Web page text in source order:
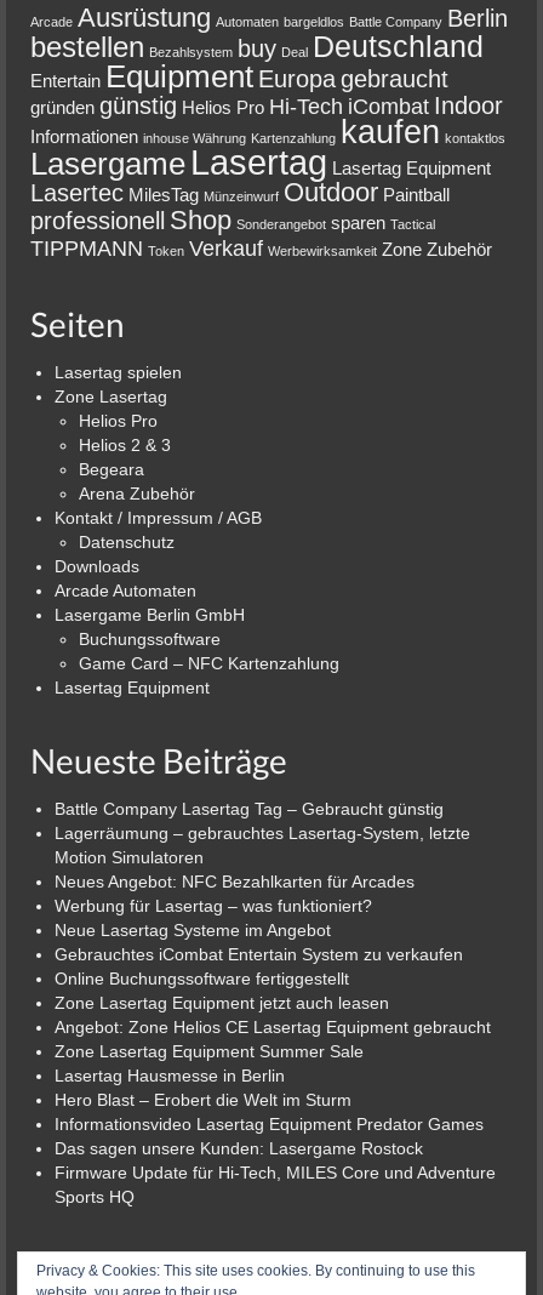
Arcade Ausrüstung Automaten bargeldlos Battle Company Berlin
bestellen Bezahlsystem buy Deal Deutschland
Entertain Equipment Europagebraucht
gründen günstig Helios Pro Hi-Tech iCombat Indoor
Informationen inhouse Währung Kartenzahlung kaufen kontaktlos
Lasergame Lasertag Lasertag Equipment
Lasertec MilesTag Münzeinwurf Outdoor Paintball
professionell Shop Sonderangebot sparen Tactical
TIPPMANN Token Verkauf Werbewirksamkeit Zone Zubehör
Seiten
Lasertag spielen
Zone Lasertag
Helios Pro
Helios 2 & 3
Begeara
Arena Zubehör
Kontakt / Impressum / AGB
Datenschutz
Downloads
Arcade Automaten
Lasergame Berlin GmbH
Buchungssoftware
Game Card – NFC Kartenzahlung
Lasertag Equipment
Neueste Beiträge
Battle Company Lasertag Tag – Gebraucht günstig
Lagerräumung – gebrauchtes Lasertag-System, letzte
Motion Simulatoren
Neues Angebot: NFC Bezahlkarten für Arcades
Werbung für Lasertag – was funktioniert?
Neue Lasertag Systeme im Angebot
Gebrauchtes iCombat Entertain System zu verkaufen
Online Buchungssoftware fertiggestellt
Zone Lasertag Equipment jetzt auch leasen
Angebot: Zone Helios CE Lasertag Equipment gebraucht
Zone Lasertag Equipment Summer Sale
Lasertag Hausmesse in Berlin
Hero Blast – Erobert die Welt im Sturm
Informationsvideo Lasertag Equipment Predator Games
Das sagen unsere Kunden: Lasergame Rostock
Firmware Update für Hi-Tech, MILES Core und Adventure
Sports HQ
Privacy & Cookies: This site uses cookies. By continuing to use this